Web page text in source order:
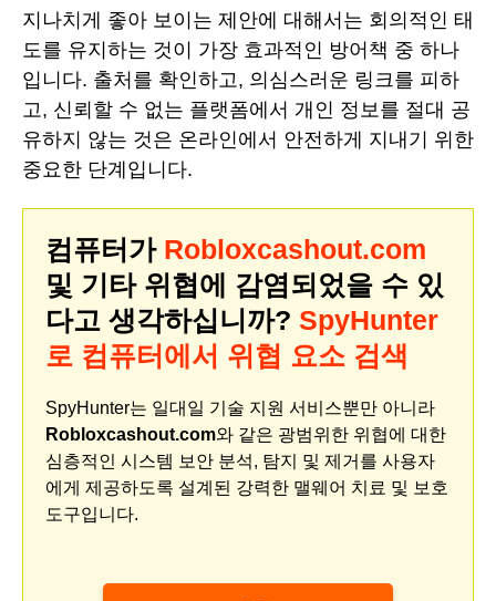
지나치게 좋아 보이는 제안에 대해서는 회의적인 태
도를 유지하는 것이 가장 효과적인 방어책 중 하나
입니다. 출처를 확인하고, 의심스러운 링크를 피하
고, 신뢰할 수 없는 플랫폼에서 개인 정보를 절대 공
유하지 않는 것은 온라인에서 안전하게 지내기 위한
중요한 단계입니다.
컴퓨터가 Robloxcashout.com
및 기타 위협에 감염되었을 수 있
다고 생각하십니까? SpyHunter
로 컴퓨터에서 위협 요소 검색
SpyHunter는 일대일 기술 지원 서비스뿐만 아니라
Robloxcashout.com와 같은 광범위한 위협에 대한
심층적인 시스템 보안 분석, 탐지 및 제거를 사용자
에게 제공하도록 설계된 강력한 맬웨어 치료 및 보호
도구입니다.